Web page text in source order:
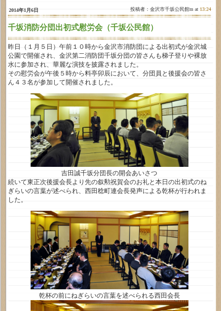
2014年1月6日 投稿者：金沢市千坂公民館m at 13:24
千坂消防分団出初式慰労会（千坂公民館）
昨日（１月５日）午前１０時から金沢市消防団による出初式が金沢城
公園で開催され、金沢第二消防団千坂分団の皆さんも梯子登りや裸放
水に参加され、華麗な演技を披露されました。
その慰労会が午後５時から料亭卯辰において、分団員と後援会の皆さ
ん４３名が参加して開催されました。
吉田誠千坂分団長の開会あいさつ
続いて東正次後援会長より先の叙勲祝賀会のお礼と本日の出初式のね
ぎらいの言葉が述べられ、西田稔町連会長発声による乾杯が行われま
した。
乾杯の前にねぎらいの言葉を述べられる西田会長